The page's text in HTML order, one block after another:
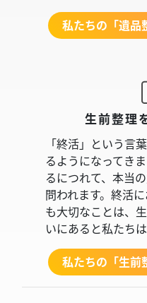
私たちの「遺品
生前整理
「終活」という言
るようになってき
るにつれて、本当
問われます。終活
も大切なことは、
いにあると私たちは
私たちの「生前